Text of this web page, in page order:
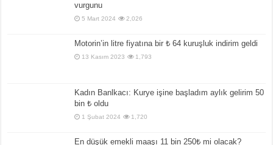
vurgunu
5 Mart 2024 2,026
Motorin’in litre fiyatına bir ₺ 64 kuruşluk indirim geldi
13 Kasım 2023 1,793
Kadın Banlkacı: Kurye işine başladım aylık gelirim 50
bin ₺ oldu
1 Şubat 2024 1,720
En düşük emekli maaşı 11 bin 250₺ mi olacak?